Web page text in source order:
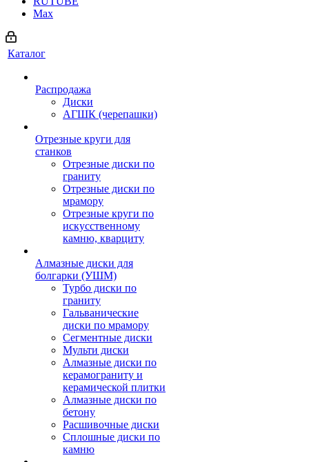
Max
Каталог
Распродажа
Диски
АГШК (черепашки)
Отрезные круги для
станков
Отрезные диски по
граниту
Отрезные диски по
мрамору
Отрезные круги по
искусственному
камню, кварциту
Алмазные диски для
болгарки (УШМ)
Турбо диски по
граниту
Гальванические
диски по мрамору
Сегментные диски
Мульти диски
Алмазные диски по
керамограниту и
керамической плитки
Алмазные диски по
бетону
Расшивочные диски
Сплошные диски по
камню